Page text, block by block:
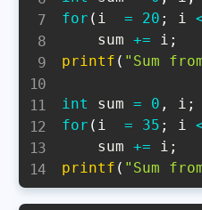
for ( i = 20 ; i
    sum
+= i ;
printf ( "Sum
int sum = 0 , i ;
for ( i = 35 ; i
    sum
+= i ;
printf ( "Sum